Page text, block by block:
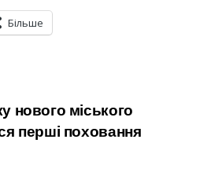
Більше
нового міського
перші поховання